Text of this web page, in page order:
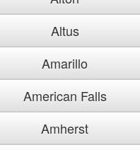
Altus
Amarillo
American Falls
Amherst